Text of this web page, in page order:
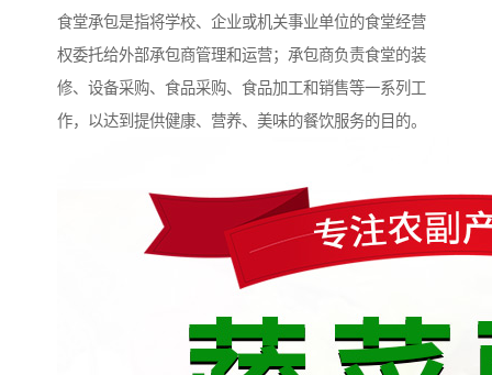
食堂承包是指将学校、企业或机关事业单位的食堂经营
权委托给外部承包商管理和运营；承包商负责食堂的装
修、设备采购、食品采购、食品加工和销售等一系列工
作，以达到提供健康、营养、美味的餐饮服务的目的。